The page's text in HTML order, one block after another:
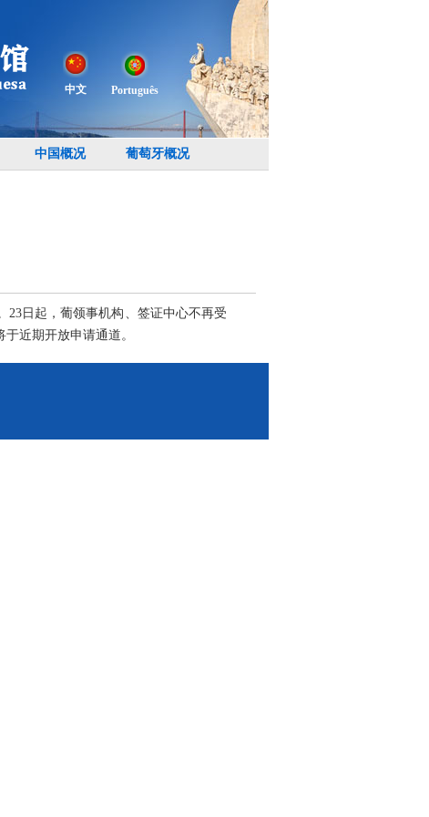
中文 Português
中国概况 葡萄牙概况
23日起，葡领事机构、签证中心不再受
近期开放申请通道。